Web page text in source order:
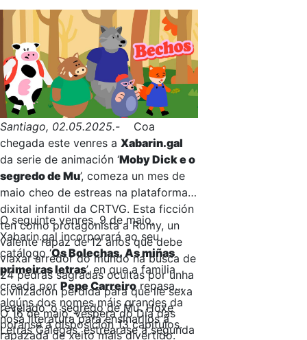
Santiago, 02.05.2025.- Coa
chegada este venres a Xabarin.gal
da serie de animación ‘Moby Dick e o
segredo de Mu’, comeza un mes de
maio cheo de estreas na plataforma
dixital infantil da CRTVG. Esta ficción
ten como protagonista a Romy, un
valente rapaz de 12 anos que debe
viaxar arredor do mundo na busca de
24 pedras sagradas ocultas por unha
civilización perdida para que lle sexa
revelado ‘o segredo de Mu’. Hoxe
poranse a disposición 13 capítulos.
O seguinte venres, 9 de maio,
Xabarin.gal incorporará ao seu
catálogo ‘Os Bolechas. As miñas
primeiras letras’, en que a familia
creada por Pepe Carreirorepasa
algúns dos nomes máis grandes da
nosa literatura para ensinarllos á
rapazada de xeito máis divertido.
O 16 de maio, véspera do Día das
Letras Galegas, estrearase a segunda